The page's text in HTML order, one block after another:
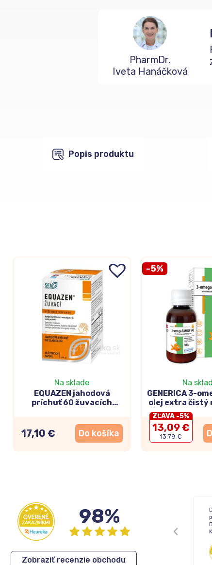
PharmDr.
Iveta Hanáčková
Popis produktu
Na sklade
EQUAZEN jahodová
príchuť 60 žuvacích
17,10 € Do košíka
-5%
Na
GENERICA 3-
olej extra čistý
ZĽAVA -5%
13,09 €
13,78 €
98%
Zobraziť recenzie obchodu
Žiadne !